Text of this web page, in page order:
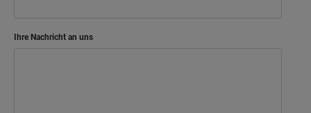
Ihre Nachricht an uns